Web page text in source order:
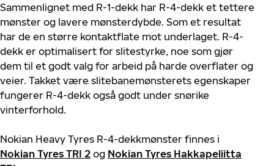
Sammenlignet med R-1-dekk har R-4-dekk et tettere
mønster og lavere mønsterdybde. Som et resultat
har de en større kontaktflate mot underlaget. R-4-
dekk er optimalisert for slitestyrke, noe som gjør
dem til et godt valg for arbeid på harde overflater og
veier. Takket være slitebanemønsterets egenskaper
fungerer R-4-dekk også godt under snørike
vinterforhold.
Nokian Heavy Tyres R-4-dekkmønster finnes i
Nokian Tyres TRI 2 og Nokian Tyres Hakkapeliitta